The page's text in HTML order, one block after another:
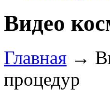
Видео
Главная →
процедур